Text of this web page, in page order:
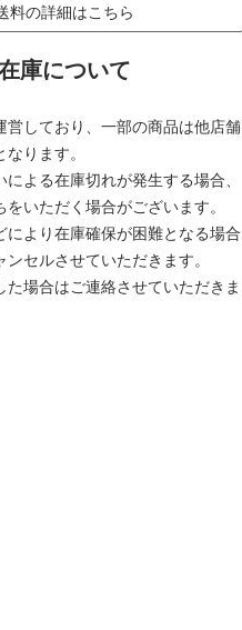
料の詳細はこちら
庫について
営しており、一部の商品は他店舗
ります。
よる在庫切れが発生する場合、
いただく場合がございます。
により在庫確保が困難となる場合
セルさせていただきます。
た場合はご連絡させていただきま